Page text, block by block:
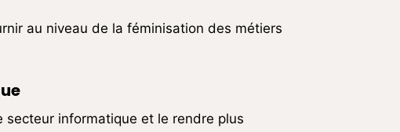
au niveau de la féminisation des métiers
informatique et le rendre plus